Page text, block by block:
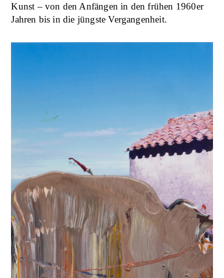
Kunst – von den Anfängen in den frühen 1960er
Jahren bis in die jüngste Vergangenheit.